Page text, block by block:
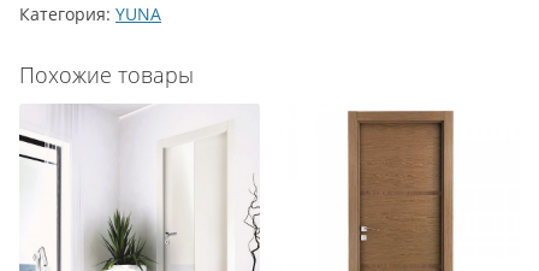
Y21
PURPLE
Категория: YUNA
Похожие товары